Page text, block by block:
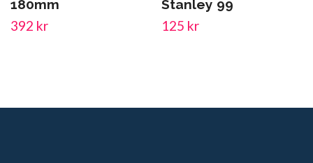
180mm
392 kr
Stanley 99
125 kr